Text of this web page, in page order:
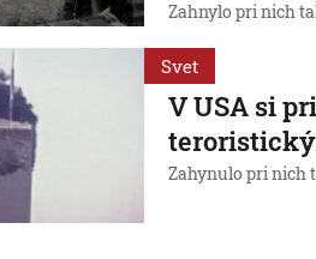
Zahnylo pri nich
Svet
V USA si
Zahynulo pri nich